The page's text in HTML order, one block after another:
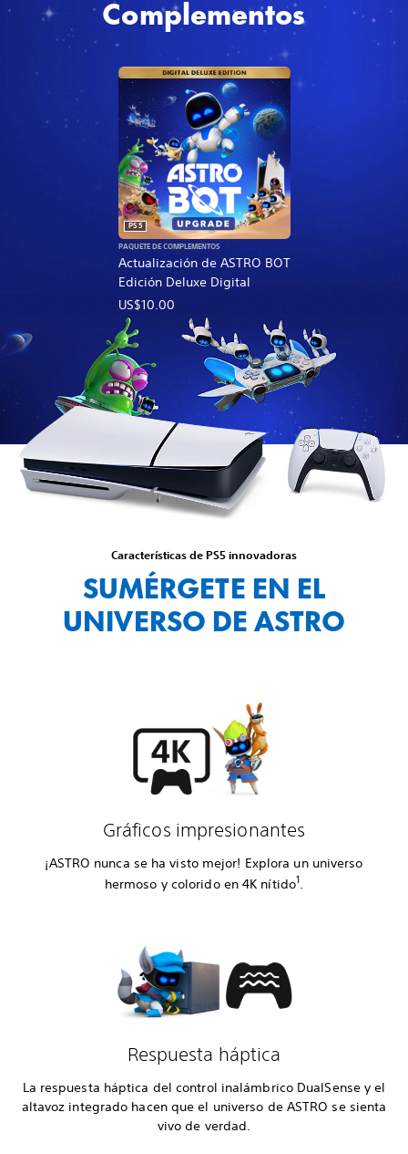
Complementos
Actualización de ASTRO BOT
Edición Deluxe Digital
PS5
PAQUETE DE COMPLEMENTOS
US$10.00
Características de PS5 innovadoras
SUMÉRGETE EN EL
UNIVERSO DE ASTRO
Gráficos impresionantes
¡ASTRO nunca se ha visto mejor! Explora un universo
hermoso y colorido en 4K nítido1.
Respuesta háptica
La respuesta háptica del control inalámbrico DualSense y el
altavoz integrado hacen que el universo de ASTRO se sienta
vivo de verdad.